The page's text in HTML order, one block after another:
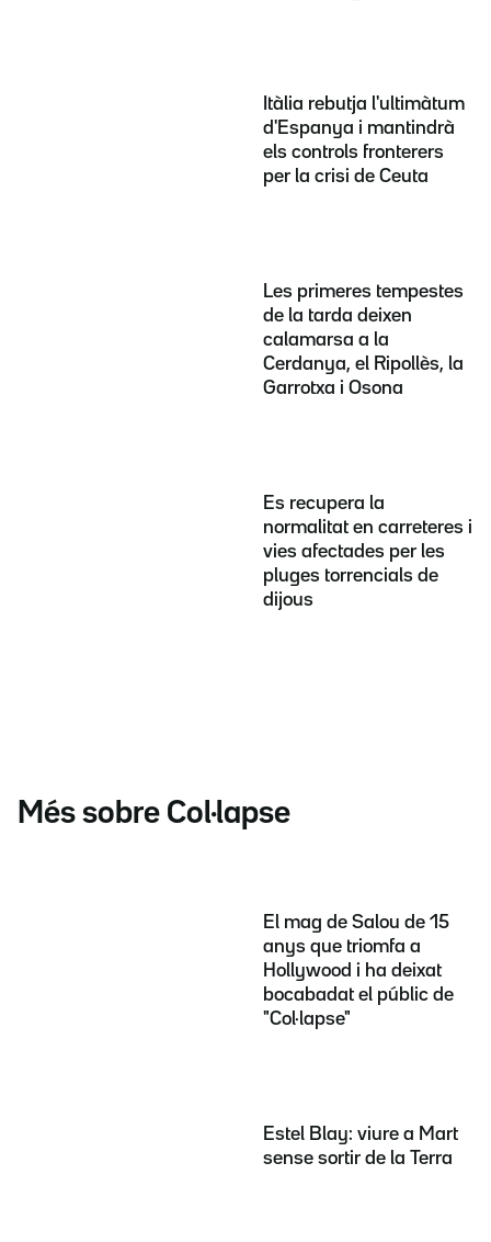
Itàlia rebutja l'ultimàtum
d'Espanya i mantindrà
els controls fronterers
per la crisi de Ceuta
Les primeres tempestes
de la tarda deixen
calamarsa a la
Cerdanya, el Ripollès, la
Garrotxa i Osona
Es recupera la
normalitat en carreteres i
vies afectades per les
pluges torrencials de
dijous
Més sobre Col·lapse
El mag de Salou de 15
anys que triomfa a
Hollywood i ha deixat
bocabadat el públic de
"Col·lapse"
Estel Blay: viure a Mart
sense sortir de la Terra